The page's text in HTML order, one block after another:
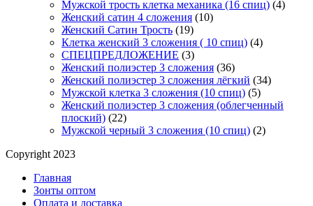
Мужской трость клетка механика (16 спиц) (4)
Женский сатин 4 сложения (10)
Женский Сатин Трость (19)
Клетка женский 3 сложения ( 10 спиц) (4)
СПЕЦПРЕДЛОЖЕНИЕ (3)
Женский полиэстер 3 сложения (36)
Женский полиэстер 3 сложения лёгкий (34)
Мужской клетка 3 сложения (10 спиц) (5)
Женский полиэстер 3 сложения (облегченный
плоский) (22)
Мужской черный 3 сложения (10 спиц) (2)
Copyright 2023
Главная
Зонты оптом
Оплата и доставка